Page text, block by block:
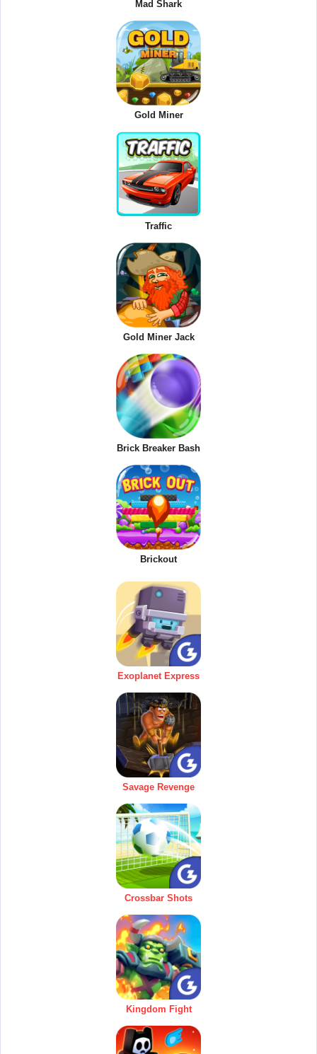
Mad Shark
Gold Miner
Traffic
Gold Miner Jack
Brick Breaker Bash
Brickout
Exoplanet Express
Savage Revenge
Crossbar Shots
Kingdom Fight